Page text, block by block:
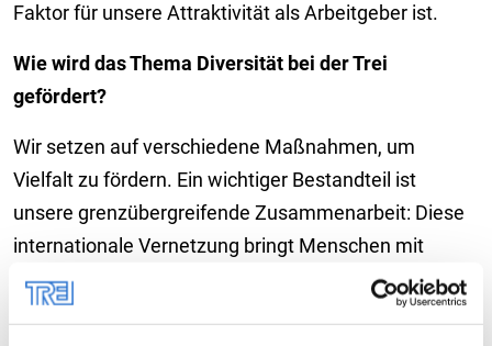
Faktor für unsere Attraktivität als Arbeitgeber ist.
Wie wird das Thema Diversität bei der Trei
gefördert?
Wir setzen auf verschiedene Maßnahmen, um
Vielfalt zu fördern. Ein wichtiger Bestandteil ist
unsere grenzübergreifende Zusammenarbeit: Diese
internationale Vernetzung bringt Menschen mit
unterschiedlichen kulturellen Hintergründen
zusammen und stärkt den interdisziplinären